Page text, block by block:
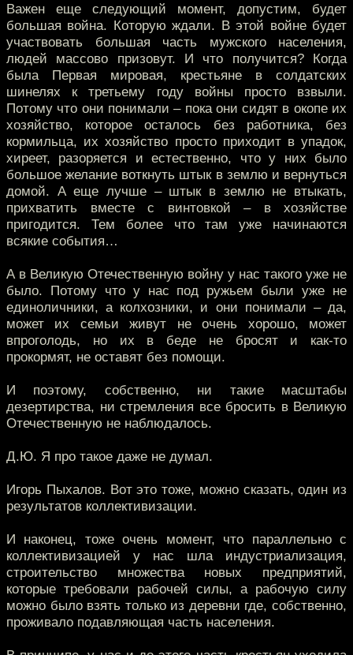
Важен еще следующий момент, допустим, будет
большая война. Которую ждали. В этой войне будет
участвовать большая часть мужского населения,
людей массово призовут. И что получится? Когда
была Первая мировая, крестьяне в солдатских
шинелях к третьему году войны просто взвыли.
Потому что они понимали – пока они сидят в окопе их
хозяйство, которое осталось без работника, без
кормильца, их хозяйство просто приходит в упадок,
хиреет, разоряется и естественно, что у них было
большое желание воткнуть штык в землю и вернуться
домой. А еще лучше – штык в землю не втыкать,
прихватить вместе с винтовкой – в хозяйстве
пригодится. Тем более что там уже начинаются
всякие события…
А в Великую Отечественную войну у нас такого уже не
было. Потому что у нас под ружьем были уже не
единоличники, а колхозники, и они понимали – да,
может их семьи живут не очень хорошо, может
впроголодь, но их в беде не бросят и как-то
прокормят, не оставят без помощи.
И поэтому, собственно, ни такие масштабы
дезертирства, ни стремления все бросить в Великую
Отечественную не наблюдалось.
Д.Ю. Я про такое даже не думал.
Игорь Пыхалов. Вот это тоже, можно сказать, один из
результатов коллективизации.
И наконец, тоже очень момент, что параллельно с
коллективизацией у нас шла индустриализация,
строительство множества новых предприятий,
которые требовали рабочей силы, а рабочую силу
можно было взять только из деревни где, собственно,
проживало подавляющая часть населения.